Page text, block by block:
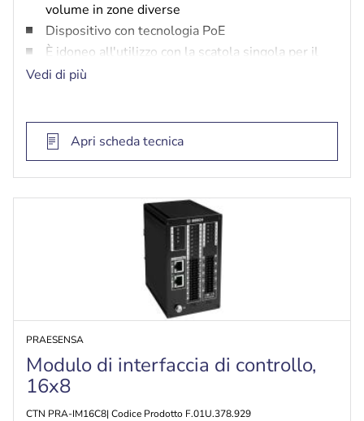
volume in zone diverse
Dispositivo con tecnologia PoE
È idoneo all'utilizzo con la scatola singola per il
montaggio a muro stile USA standard, conforme a
Vedi di più
Apri scheda tecnica
PRAESENSA
Modulo di interfaccia di controllo,
16x8
CTN PRA-IM16C8| Codice Prodotto F.01U.378.929